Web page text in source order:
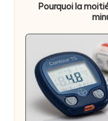
Pourquoi la